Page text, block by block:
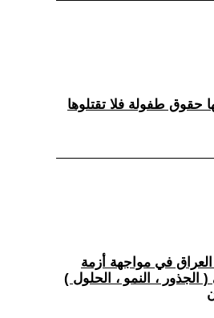
| العراق في مواجهة أزمة
( الجذور ، النمو ، الحلول )